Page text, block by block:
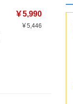
￥5,990
￥5,446